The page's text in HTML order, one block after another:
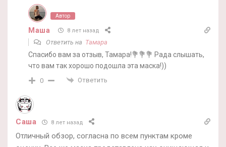
Автор
Маша 8 лет назад
Ответить на Тамара
Спасибо вам за отзыв, Тамара!💐💐💐 Рада слышать,
что вам так хорошо подошла эта маска!))
0 Ответить
Саша 8 лет назад
Отличный обзор, согласна по всем пунктам кроме